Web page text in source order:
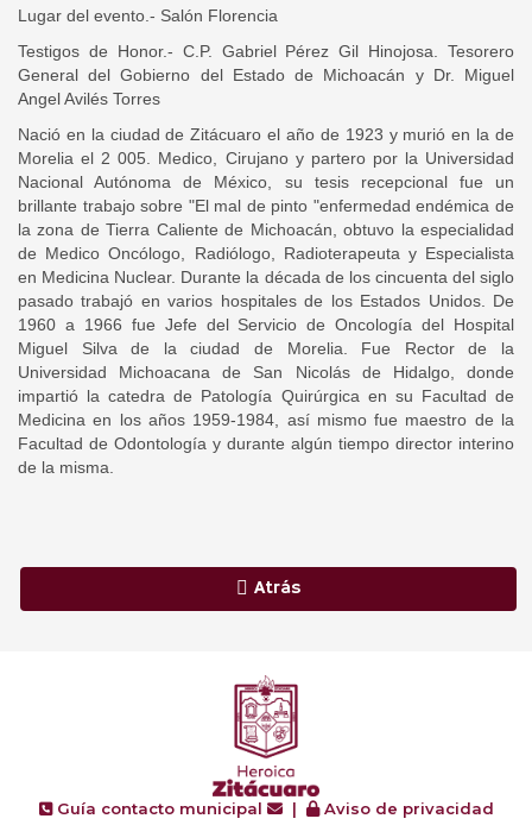
Lugar del evento.- Salón Florencia
Testigos de Honor.- C.P. Gabriel Pérez Gil Hinojosa. Tesorero
General del Gobierno del Estado de Michoacán y Dr. Miguel
Angel Avilés Torres
Nació en la ciudad de Zitácuaro el año de 1923 y murió en la de
Morelia el 2 005. Medico, Cirujano y partero por la Universidad
Nacional Autónoma de México, su tesis recepcional fue un
brillante trabajo sobre "El mal de pinto "enfermedad endémica de
la zona de Tierra Caliente de Michoacán, obtuvo la especialidad
de Medico Oncólogo, Radiólogo, Radioterapeuta y Especialista
en Medicina Nuclear. Durante la década de los cincuenta del siglo
pasado trabajó en varios hospitales de los Estados Unidos. De
1960 a 1966 fue Jefe del Servicio de Oncología del Hospital
Miguel Silva de la ciudad de Morelia. Fue Rector de la
Universidad Michoacana de San Nicolás de Hidalgo, donde
impartió la catedra de Patología Quirúrgica en su Facultad de
Medicina en los años 1959-1984, así mismo fue maestro de la
Facultad de Odontología y durante algún tiempo director interino
de la misma.
Atrás
Guía contacto municipal | Aviso de privacidad